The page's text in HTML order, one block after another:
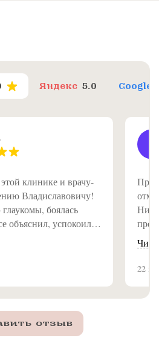
Яндекс 5.0 Google
клинике и врачу-
Владиславовичу!
боялась
объяснил, успокоил,
и
вижу отлично!
для
22
отзыв